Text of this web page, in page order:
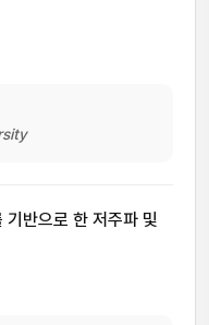
기반으로 한 저주파 및